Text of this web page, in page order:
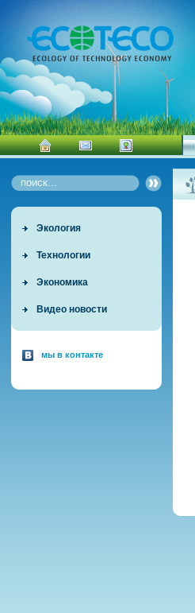
Экология
Технологии
Экономика
Видео новости
мы в контакте